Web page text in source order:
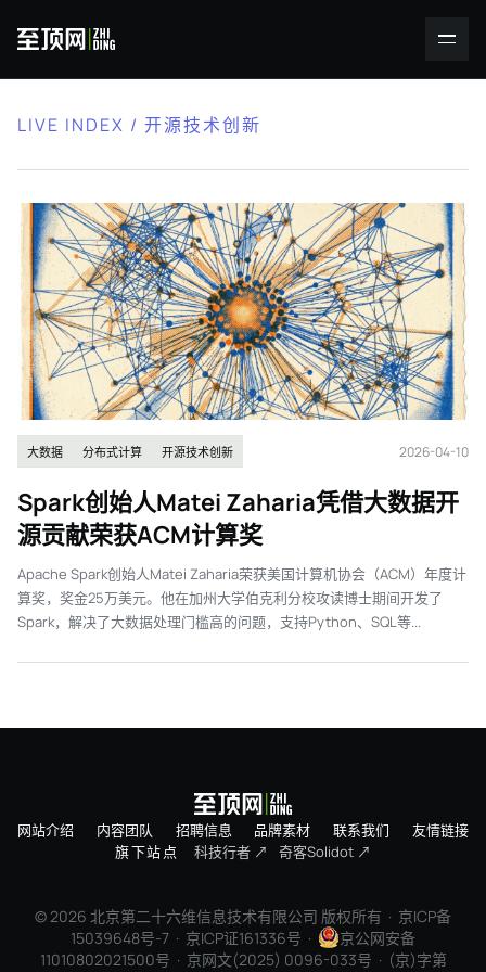
LIVE INDEX / 开源技术创新
大数据 分布式计算 开源技术创新 2026-04-10
Spark创始人Matei Zaharia凭借大数据开
源贡献荣获ACM计算奖
Apache Spark创始人Matei Zaharia荣获美国计算机协会（ACM）年度计
算奖，奖金25万美元。他在加州大学伯克利分校攻读博士期间开发了
Spark，解决了大数据处理门槛高的问题，支持Python、SQL等...
网站介绍 内容团队 招聘信息 品牌素材 联系我们
友情链接
旗下站点
科技行者 ↗ 奇客Solidot ↗
© 2026 北京第二十六维信息技术有限公司 版权所有 · 京ICP备
15039648号-7 · 京ICP证161336号 ·
京公网安备
11010802021500号 · 京网文(2025) 0096-033号 · (京)字第